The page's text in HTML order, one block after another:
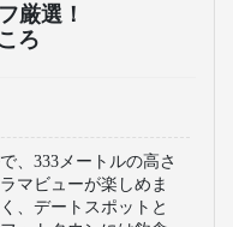
厳選！
ろ
、333メートルの高さ
マビューが楽しめま
、デートスポットと